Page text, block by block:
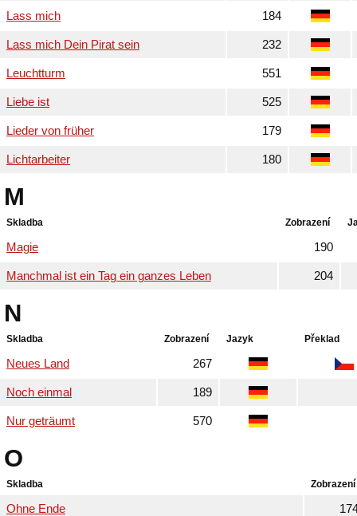
Lass mich 184
Lass mich Dein Pirat sein 232
Leuchtturm 551
Liebe ist 525
Lieder von früher 179
Lichtarbeiter 180
M
Skladba Zobrazení
Magie 190
Manchmal ist ein Tag ein ganzes Leben 204
N
Skladba Zobrazení Jazyk Překlad
Neues Land 267
Noch einmal 189
Nur geträumt 570
O
Skladba Zobrazení
Ohne Ende